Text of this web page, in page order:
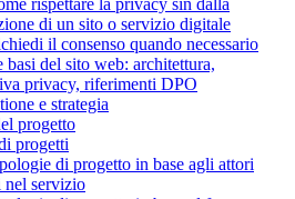
rispettare la privacy sin dalla
di un sito o servizio digitale
il consenso quando necessario
basi del sito web: architettura,
privacy, riferimenti DPO
e strategia
progetto
progetti
di progetto in base agli attori
servizio